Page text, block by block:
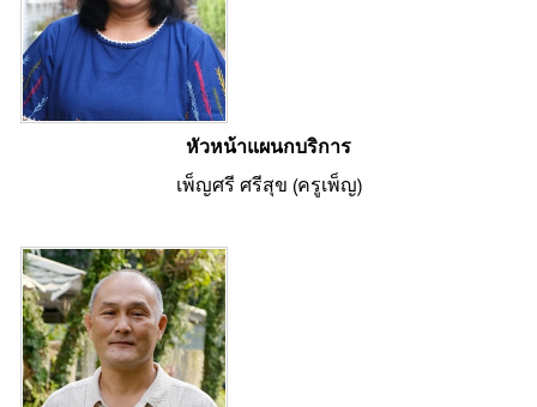
หัวหน้าแผนกบริการ
เพ็ญศรี ศรีสุข (ครูเพ็ญ)